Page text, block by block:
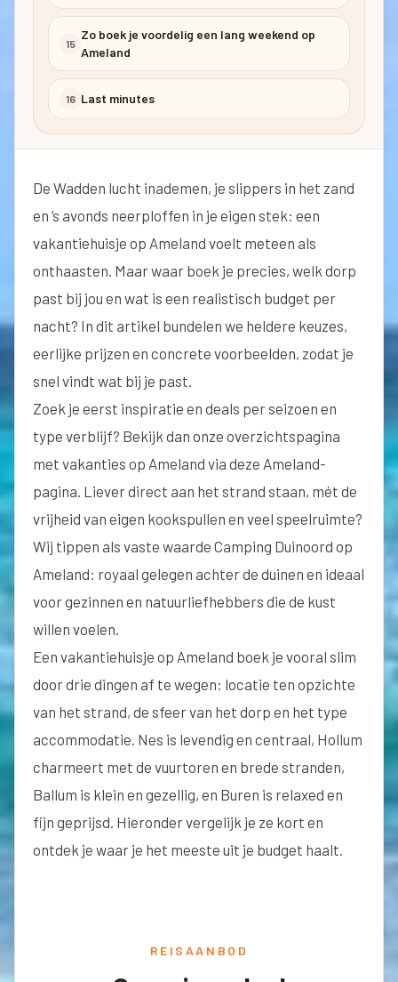
15
Zo boek je voordelig een lang weekend op
Ameland
16 Last minutes
De Wadden lucht inademen, je slippers in het zand
en ’s avonds neerploffen in je eigen stek: een
vakantiehuisje op Ameland voelt meteen als
onthaasten. Maar waar boek je precies, welk dorp
past bij jou en wat is een realistisch budget per
nacht? In dit artikel bundelen we heldere keuzes,
eerlijke prijzen en concrete voorbeelden, zodat je
snel vindt wat bij je past.
Zoek je eerst inspiratie en deals per seizoen en
type verblijf? Bekijk dan onze overzichtspagina
met vakanties op Ameland via deze Ameland-
pagina . Liever direct aan het strand staan, mét de
vrijheid van eigen kookspullen en veel speelruimte?
Wij tippen als vaste waarde Camping Duinoord op
Ameland: royaal gelegen achter de duinen en ideaal
voor gezinnen en natuurliefhebbers die de kust
willen voelen.
Een vakantiehuisje op Ameland boek je vooral slim
door drie dingen af te wegen: locatie ten opzichte
van het strand, de sfeer van het dorp en het type
accommodatie. Nes is levendig en centraal, Hollum
charmeert met de vuurtoren en brede stranden,
Ballum is klein en gezellig, en Buren is relaxed en
fijn geprijsd. Hieronder vergelijk je ze kort en
ontdek je waar je het meeste uit je budget haalt.
REISAANBOD